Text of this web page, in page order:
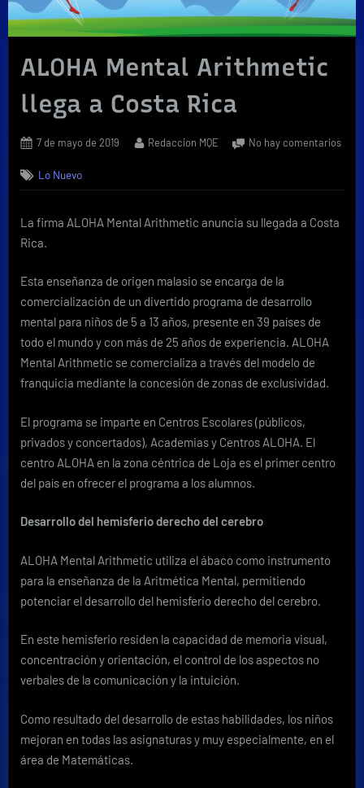
ALOHA Mental Arithmetic
llega a Costa Rica
Posted
7 de mayo de 2019 By
Redaccion MQE No hay comentariosen
Lo Nuevo
La firma ALOHA Mental Arithmetic anuncia su llegada a Costa
Rica.
Esta enseñanza de origen malasio se encarga de la
comercialización de un divertido programa de desarrollo
mental para niños de 5 a 13 años, presente en 39 países de
todo el mundo y con más de 25 años de experiencia. ALOHA
Mental Arithmetic se comercializa a través del modelo de
franquicia mediante la concesión de zonas de exclusividad.
El programa se imparte en Centros Escolares (públicos,
privados y concertados), Academias y Centros ALOHA. El
centro ALOHA en la zona céntrica de Loja es el primer centro
del país en ofrecer el programa a los alumnos.
Desarrollo del hemisferio derecho del cerebro
ALOHA Mental Arithmetic utiliza el ábaco como instrumento
para la enseñanza de la Aritmética Mental, permitiendo
potenciar el desarrollo del hemisferio derecho del cerebro.
En este hemisferio residen la capacidad de memoria visual,
concentración y orientación, el control de los aspectos no
verbales de la comunicación y la intuición.
Como resultado del desarrollo de estas habilidades, los niños
mejoran en todas las asignaturas y muy especialmente, en el
área de Matemáticas.